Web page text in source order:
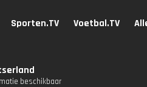
Sporten.TV Voetbal.TV
beschikbaar